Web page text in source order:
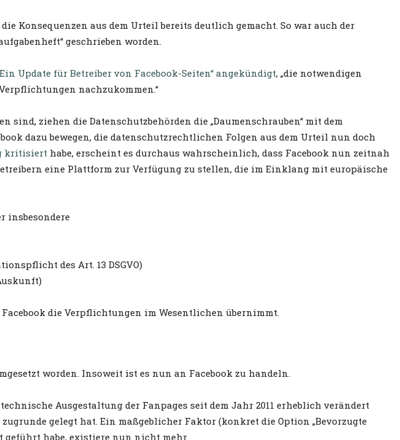
Konsequenzen aus dem Urteil bereits deutlich gemacht. So war auch der
geschrieben worden.
Update für Betreiber von Facebook-Seiten“ angekündigt, „die notwendigen
nachzukommen.“
ziehen die Datenschutzbehörden die „Daumenschrauben“ mit dem
dazu bewegen, die datenschutzrechtlichen Folgen aus dem Urteil nun doch
kritisiert habe, erscheint es durchaus wahrscheinlich, dass Facebook nun zeitnah
eine Plattform zur Verfügung zu stellen, die im Einklang mit europäische
insbesondere
des Art. 13 DSGVO)
die Verpflichtungen im Wesentlichen übernimmt.
worden. Insoweit ist es nun an Facebook zu handeln.
Ausgestaltung der Fanpages seit dem Jahr 2011 erheblich verändert
gelegt hat. Ein maßgeblicher Faktor (konkret die Option „Bevorzugte
geführt habe, existiere nun nicht mehr.